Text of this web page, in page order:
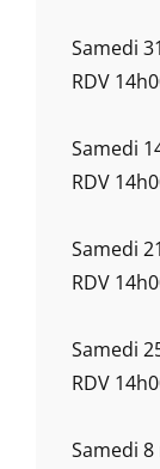
Samedi
RDV
Samedi
RDV
Samedi
RDV
Samedi
RDV
Samedi